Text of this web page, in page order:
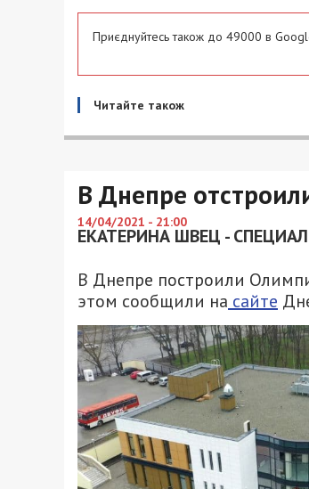
Приєднуйтесь також до 49000 в
Читайте також
В Днепре
14/04/2021 - 21:00
ЕКАТЕРИНА ШВЕЦ -
В Днепре построили
этом сообщили на сайте